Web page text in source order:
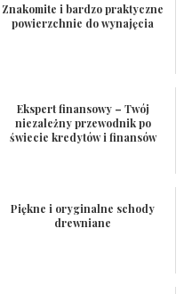
Znakomite i bardzo praktyczne
powierzchnie do wynajęcia
Ekspert finansowy – Twój
niezależny przewodnik po
świecie kredytów i finansów
Piękne i oryginalne schody
drewniane